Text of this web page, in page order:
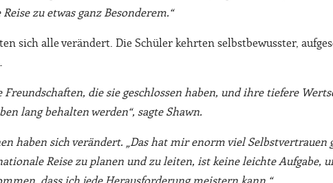
zu etwas ganz Besonderem.“
sich alle verändert. Die Schüler kehrten selbstbewusster,
Freundschaften, die sie geschlossen haben, und ihre tiefere
lang behalten werden“, sagte Shawn.
haben sich verändert. „Das hat mir enorm viel Selbstvertrauen
Reise zu planen und zu leiten, ist keine leichte Aufgabe,